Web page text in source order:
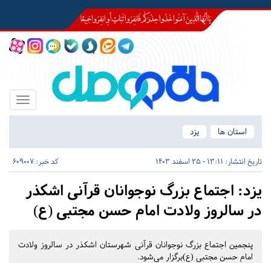
Toggle
استان ها
یزد
تاریخ انتشار: 13:11 - 25 اسفند 1403 کد خبر: 609007
یزد: اجتماع بزرگ نوجوانان قرآنی اشکذر
در سالروز ولادت امام حسن مجتبی (ع)
پنجمین اجتماع بزرگ نوجوانان قرآنی شهرستان اشکذر در سالروز ولادت
امام حسن مجتبی (ع)برگزار می‌شود.